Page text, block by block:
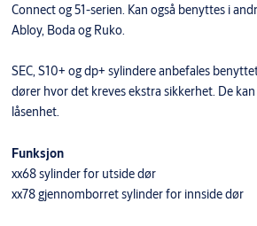
Connect og 51-serien. Kan også benyttes i
Abloy, Boda og Ruko.
SEC, S10+ og dp+ sylindere anbefales
dører hvor det kreves ekstra sikkerhet. De
låsenhet.
Funksjon
xx68 sylinder for utside dør
xx78 gjennomborret sylinder for innside dør